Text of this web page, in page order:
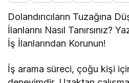
Dolandırıcıların Tuzağına
İlanlarını Nasıl Tanırsınız?
İş İlanlarından Korunun!
İş arama süreci, çoğu kişi